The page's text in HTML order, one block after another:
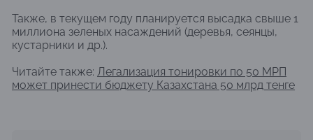
Также, в текущем году планируется высадка свыше 1
миллиона зеленых насаждений (деревья, сеянцы,
кустарники и др.).
Читайте также: Легализация тонировки по 50 МРП
может принести бюджету Казахстана 50 млрд тенге